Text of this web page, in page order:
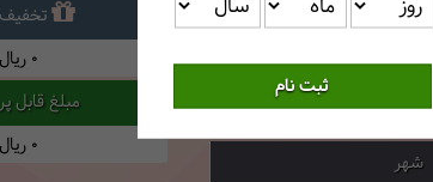
ایمیل
شهر
0 ریال
مبلغ قابل
0 ریال